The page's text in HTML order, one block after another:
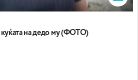
куќата на дедо му (ФОТО)